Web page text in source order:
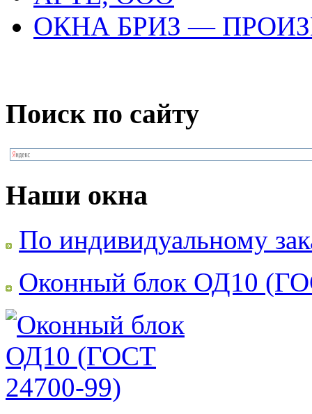
ОКНА БРИЗ —
Поиск по сайту
Наши окна
По индивидуальному
Оконный блок ОД10